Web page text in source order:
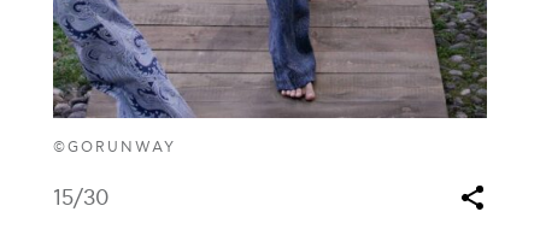
©GORUNWAY
15/30